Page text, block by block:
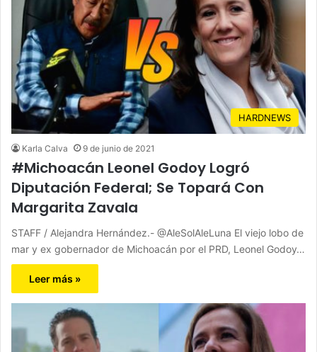
HARDNEWS
Karla Calva 9 de junio de 2021
#Michoacán Leonel Godoy Logró
Diputación Federal; Se Topará Con
Margarita Zavala
STAFF / Alejandra Hernández.- @AleSolAleLuna El viejo lobo de
mar y ex gobernador de Michoacán por el PRD, Leonel Godoy…
Leer más »